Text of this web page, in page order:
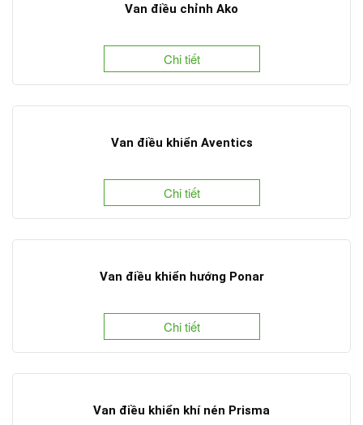
Van điều chỉnh Ako
Chi tiết
Van điều khiển Aventics
Chi tiết
Van điều khiển hướng Ponar
Chi tiết
Van điều khiển khí nén Prisma